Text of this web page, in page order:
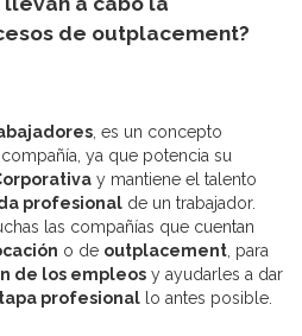
de outplacement?
, es un concepto
ya que potencia su
y mantiene el talento
profesional de un trabajador.
las compañías que cuentan
o de outplacement, para
de los empleos y ayudarles a dar
profesional lo antes posible.